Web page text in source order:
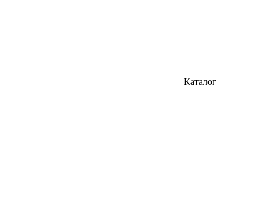
Каталог